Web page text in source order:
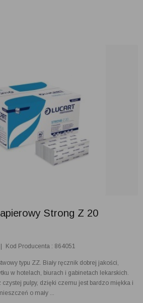
Strong Z 20
Kod Producenta : 864051
typu ZZ. Biały ręcznik dobrej jakości,
w hotelach, biurach i gabinetach lekarskich.
pulpy, dzięki czemu jest bardzo miękka i
o mały ...